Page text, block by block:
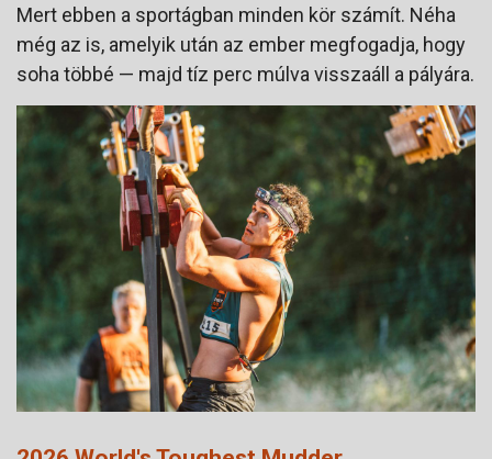
Mert ebben a sportágban minden kör számít. Néha
még az is, amelyik után az ember megfogadja, hogy
soha többé — majd tíz perc múlva visszaáll a pályára.